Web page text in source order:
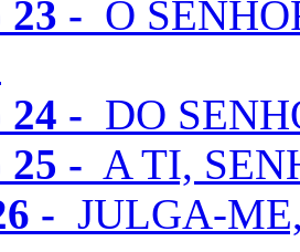
23 - O
24 - DO
25 - A TI,
- JULGA-